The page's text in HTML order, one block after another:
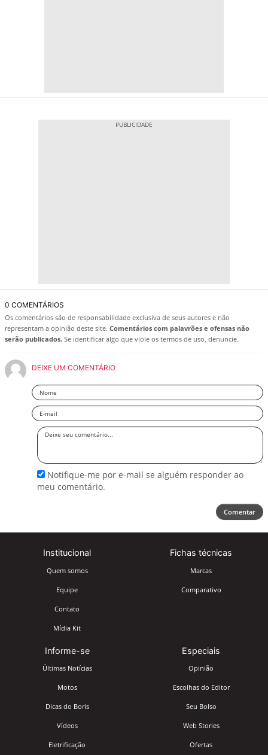
0 COMENTÁRIOS
Os comentários são de responsabilidade exclusiva de seus autores e não
representam a opinião deste site. Comentários com palavrões e ofensas não
serão publicados. Se identificar algo que viole os termos de uso, denuncie.
DEIXE UM COMENTÁRIO
Nome
Email
Deixe
Notifique-me por e-mail se alguém responder ao
meu comentário.
Comentar
Institucional
Quem somos
Equipe
Contato
Mídia Kit
Fichas técnicas
Marcas
Comparativo
Informe-se
Últimas Notícias
Motos
Dicas do Boris
Vídeos
Eletrificação
Especiais
Opinião
Escolhas do Editor
Seu Bolso
Web Stories
Ofertas